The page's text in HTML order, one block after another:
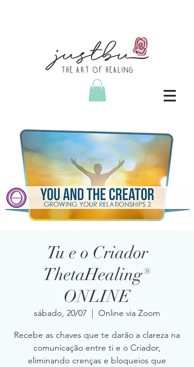
Tu e o Criador
ThetaHealing®
ONLINE
sábado, 20/07
  |
Online via Zoom
Recebe as chaves que te darão a clareza na
comunicação entre ti e o Criador,
eliminando crenças e bloqueios que